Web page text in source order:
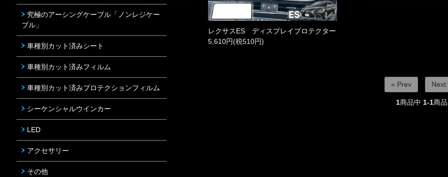
レクサスES ディスプレイプロテクター
5,610円(税510円)
« Prev Next
1商品中 1-1商品
究極のアーシングケーブル「ノンレジケー
ブル」
車種別カット済みシート
車種別カット済みフィルム
車種別カット済みプロテクションフィルム
シーケンシャルウインカー
LED
アクセサリー
その他